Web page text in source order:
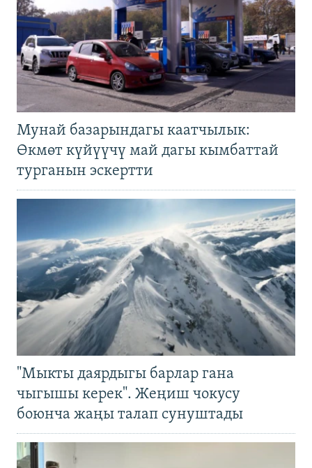
Мунай базарындагы каатчылык:
Өкмөт күйүүчү май дагы кымбаттай
турганын эскертти
"Мыкты даярдыгы барлар гана
чыгышы керек". Жеңиш чокусу
боюнча жаңы талап сунуштады